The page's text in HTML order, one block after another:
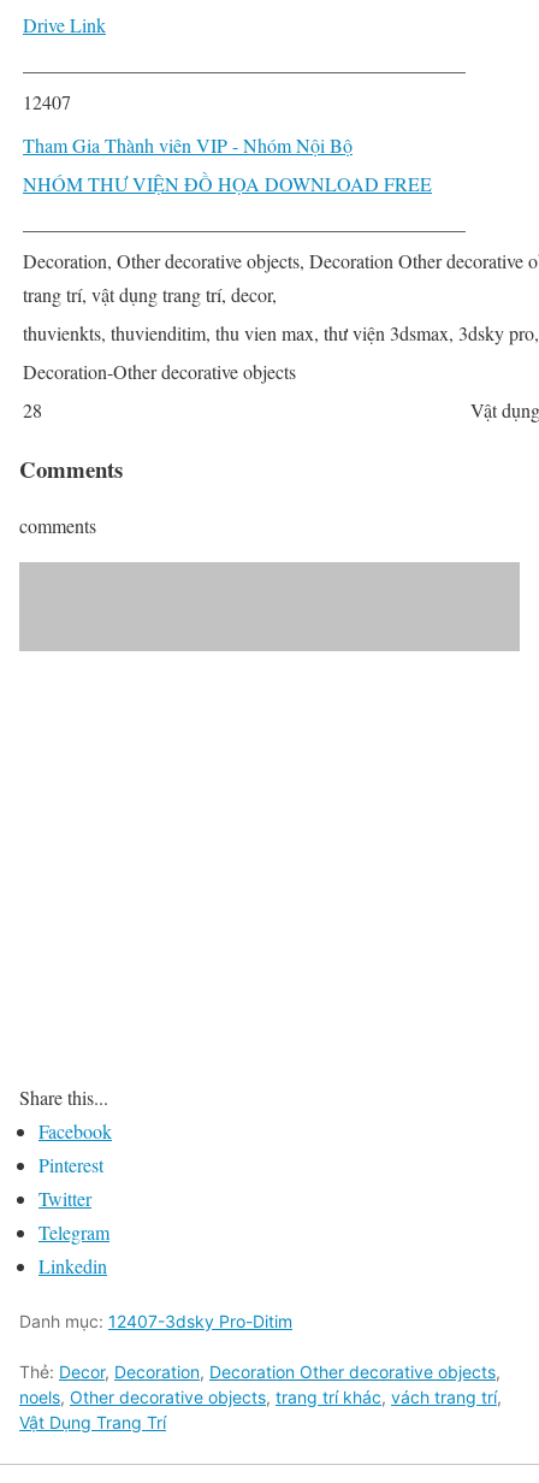
Drive Link
12407
Tham Gia Thành viên VIP - Nhóm Nội Bộ
NHÓM THƯ VIỆN ĐỒ HỌA DOWNLOAD FREE
Decoration, Other decorative objects, Decoration Other
trang trí, vật dụng trang trí, decor,
thuvienkts, thuvienditim, thu vien max, thư viện 3dsmax, 3dsky
Decoration-Other decorative objects
28
Vật
Comments
comments
Share this...
Facebook
Pinterest
Twitter
Telegram
Linkedin
Danh mục: 12407-3dsky Pro-Ditim
Thẻ: Decor, Decoration, Decoration Other decorative objects,
noels, Other decorative objects, trang trí khác, vách trang trí,
Vật Dụng Trang Trí